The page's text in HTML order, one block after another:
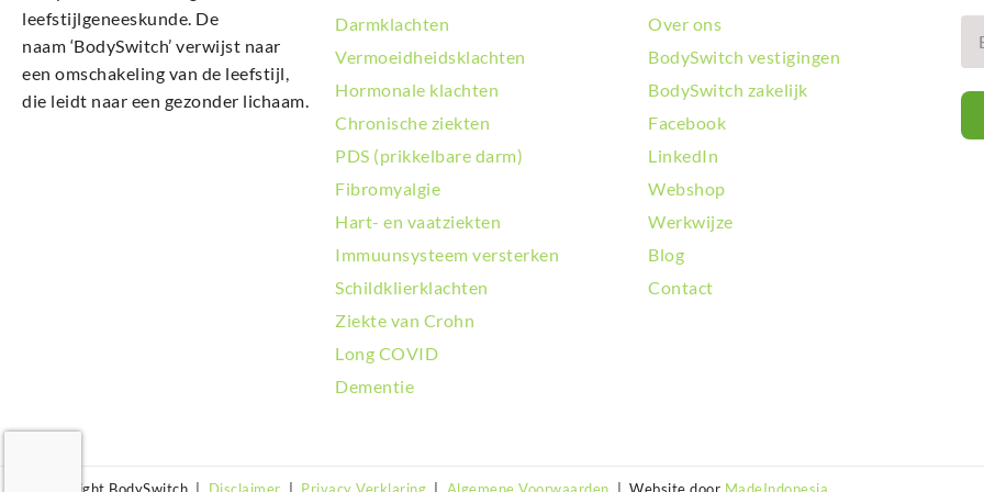
leefstijlgeneeskunde. De
naam ‘BodySwitch’ verwijst naar
een omschakeling van de leefstijl,
die leidt naar een gezonder lichaam.
Darmklachten
Vermoeidheidsklachten
Hormonale klachten
Chronische ziekten
PDS (prikkelbare darm)
Fibromyalgie
Hart- en vaatziekten
Immuunsysteem versterken
Schildklierklachten
Ziekte van Crohn
Long COVID
Dementie
Over ons
BodySwitch vestigingen
BodySwitch zakelijk
Facebook
LinkedIn
Webshop
Werkwijze
Blog
Contact